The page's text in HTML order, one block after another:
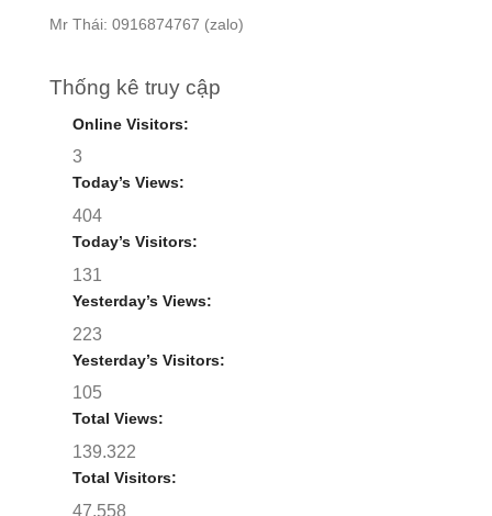
Mr Thái: 0916874767 (zalo)
Thống kê truy cập
Online Visitors:
3
Today’s Views:
404
Today’s Visitors:
131
Yesterday’s Views:
223
Yesterday’s Visitors:
105
Total Views:
139.322
Total Visitors:
47.558